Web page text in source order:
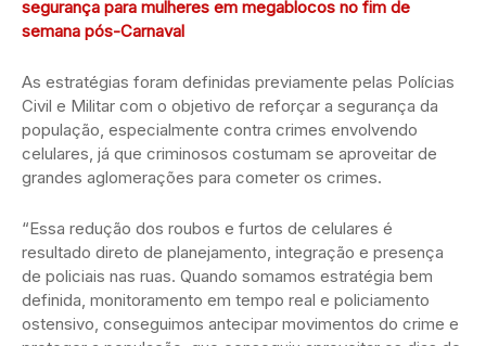
segurança para mulheres em megablocos no fim de
semana pós-Carnaval
As estratégias foram definidas previamente pelas Polícias
Civil e Militar com o objetivo de reforçar a segurança da
população, especialmente contra crimes envolvendo
celulares, já que criminosos costumam se aproveitar de
grandes aglomerações para cometer os crimes.
“Essa redução dos roubos e furtos de celulares é
resultado direto de planejamento, integração e presença
de policiais nas ruas. Quando somamos estratégia bem
definida, monitoramento em tempo real e policiamento
ostensivo, conseguimos antecipar movimentos do crime e